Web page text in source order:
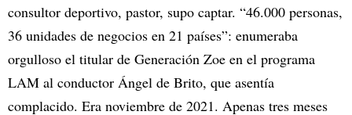
consultor deportivo, pastor, supo captar. “46.000 personas,
36 unidades de negocios en 21 países”: enumeraba
orgulloso el titular de Generación Zoe en el programa
LAM al conductor Ángel de Brito, que asentía
complacido. Era noviembre de 2021. Apenas tres meses